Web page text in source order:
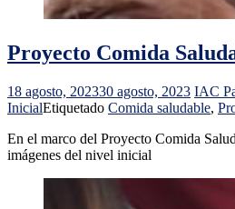
Proyecto Comida
18 agosto, 202330 agosto, 2023 IAC
InicialEtiquetado Comida saludable,
En el marco del Proyecto Comida
imágenes del nivel inicial